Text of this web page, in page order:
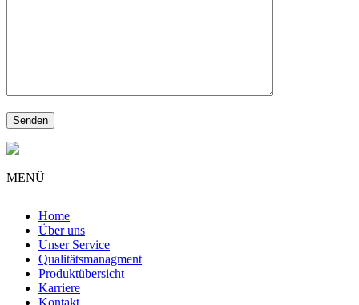
MENÜ
Home
Über uns
Unser Service
Qualitätsmanagment
Produktübersicht
Karriere
Kontakt